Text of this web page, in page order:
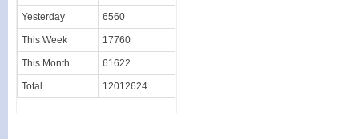
Yesterday 6560
This Week 17760
This Month 61622
Total 12012624